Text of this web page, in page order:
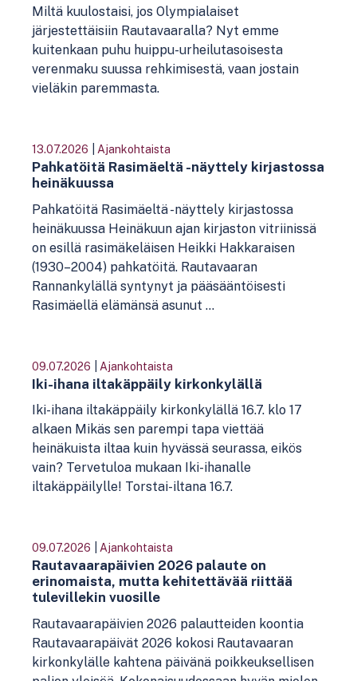
Miltä kuulostaisi, jos Olympialaiset
järjestettäisiin Rautavaaralla? Nyt emme
kuitenkaan puhu huippu-urheilutasoisesta
verenmaku suussa rehkimisestä, vaan jostain
vieläkin paremmasta.
13.07.2026 Ajankohtaista
Pahkatöitä Rasimäeltä -näyttely kirjastossa
heinäkuussa
Pahkatöitä Rasimäeltä -näyttely kirjastossa
heinäkuussa Heinäkuun ajan kirjaston vitriinissä
on esillä rasimäkeläisen Heikki Hakkaraisen
(1930–2004) pahkatöitä. Rautavaaran
Rannankylällä syntynyt ja pääsääntöisesti
Rasimäellä elämänsä asunut ...
09.07.2026 Ajankohtaista
Iki-ihana iltakäppäily kirkonkylällä
Iki-ihana iltakäppäily kirkonkylällä 16.7. klo 17
alkaen Mikäs sen parempi tapa viettää
heinäkuista iltaa kuin hyvässä seurassa, eikös
vain? Tervetuloa mukaan Iki-ihanalle
iltakäppäilylle! Torstai-iltana 16.7.
09.07.2026 Ajankohtaista
Rautavaarapäivien 2026 palaute on
erinomaista, mutta kehitettävää riittää
tulevillekin vuosille
Rautavaarapäivien 2026 palautteiden koontia
Rautavaarapäivät 2026 kokosi Rautavaaran
kirkonkylälle kahtena päivänä poikkeuksellisen